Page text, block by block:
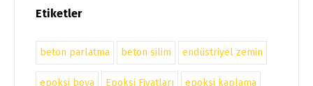
Etiketler
beton parlatma beton silim endüstriyel zemin
epoksi boya Epoksi Fiyatları epoksi kaplama